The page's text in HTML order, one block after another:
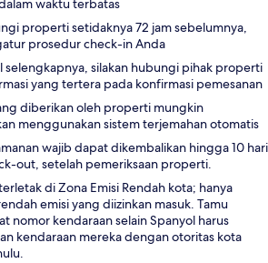
waktu terbatas
properti setidaknya 72 jam sebelumnya,
prosedur check-in Anda
selengkapnya, silakan hubungi pihak properti
yang tertera pada konfirmasi pemesanan
diberikan oleh properti mungkin
menggunakan sistem terjemahan otomatis
wajib dapat dikembalikan hingga 10 hari
out, setelah pemeriksaan properti.
di Zona Emisi Rendah kota; hanya
emisi yang diizinkan masuk. Tamu
nomor kendaraan selain Spanyol harus
kendaraan mereka dengan otoritas kota